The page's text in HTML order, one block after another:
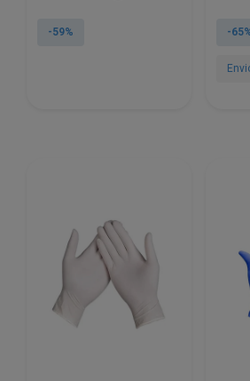
original
atual
-59%
original
atual
€7.94.
-